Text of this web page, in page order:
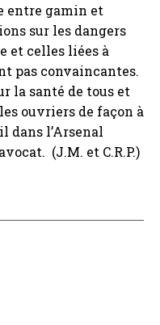
entre gamin et
sur les dangers
et celles liées à
pas convaincantes.
la santé de tous et
ouvriers de façon à
dans l’Arsenal
(J.M. et C.R.P.)